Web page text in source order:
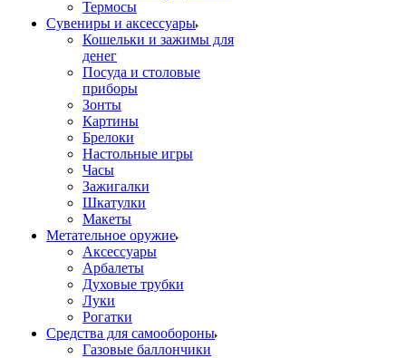
Термосы
Сувениры и аксессуары
Кошельки и зажимы для
денег
Посуда и столовые
приборы
Зонты
Картины
Брелоки
Настольные игры
Часы
Зажигалки
Шкатулки
Макеты
Метательное оружие
Аксессуары
Арбалеты
Духовые трубки
Луки
Рогатки
Средства для самообороны
Газовые баллончики